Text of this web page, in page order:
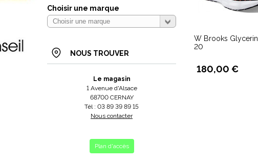
Choisir une marque
NOUS TROUVER
Le magasin
1 Avenue d'Alsace
68700 CERNAY
Tél : 03 89 39 89 15
Nous contacter
Plan d'accès
W Brooks
20
180,00 €